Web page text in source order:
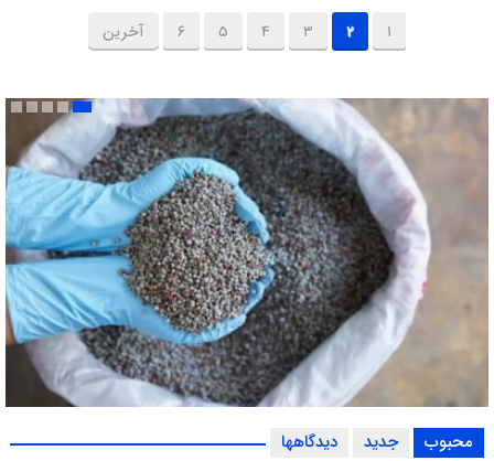
۱ ۲ ۳ ۴ ۵ ۶ آخرین
توزیع ۵۵ درصد کود شیمیایی یارانه‌ای در گیلان
محبوب جدید دیدگاهها